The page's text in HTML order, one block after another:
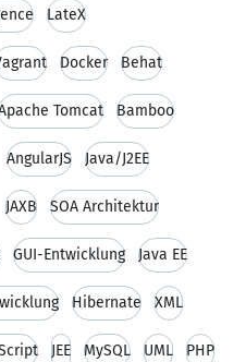
LateX
Docker Behat
Tomcat Bamboo
AngularJS Java/J2EE
JAXB SOA Architektur
GUI-Entwicklung Java EE
Hibernate XML
JEE MySQL UML PHP